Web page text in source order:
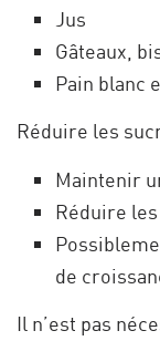
Jus
Gâteaux,
Pain blanc
Réduire les
Maintenir
Réduire
de
Il n’est pas